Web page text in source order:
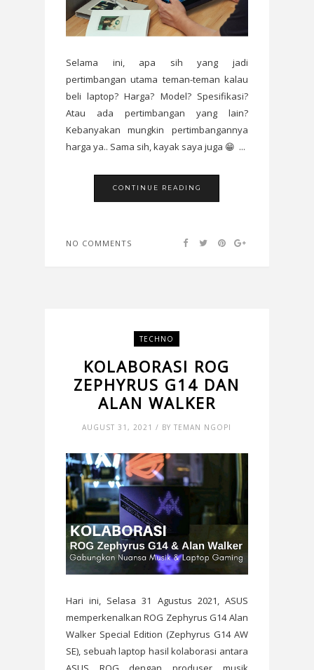
Selama ini, apa sih yang jadi
pertimbangan utama teman-teman kalau
beli laptop? Harga? Model? Spesifikasi?
Atau ada pertimbangan yang lain?
Kebanyakan mungkin pertimbangannya
harga ya.. Sama sih, kayak saya juga 😁 ...
CONTINUE READING
NO COMMENTS
TECHNO
KOLABORASI ROG
ZEPHYRUS G14 DAN
ALAN WALKER
AUGUST 31, 2021 / BY TEMAN NGOPI
Hari ini, Selasa 31 Agustus 2021, ASUS
memperkenalkan ROG Zephyrus G14 Alan
Walker Special Edition (Zephyrus G14 AW
SE), sebuah laptop hasil kolaborasi antara